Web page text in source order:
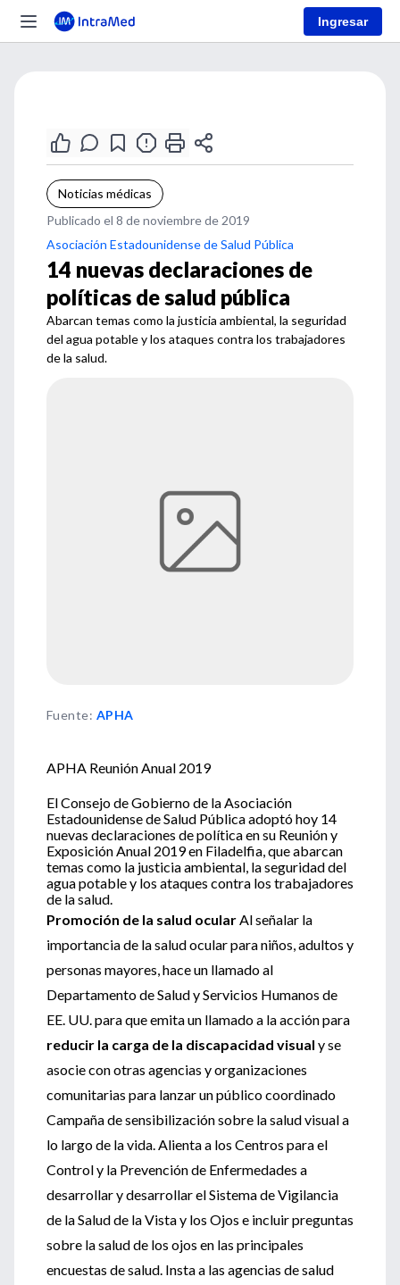
Ingresar
Noticias médicas
Publicado el 8 de noviembre de 2019
Asociación Estadounidense de Salud Pública
14 nuevas declaraciones de
políticas de salud pública
Abarcan temas como la justicia ambiental, la seguridad
del agua potable y los ataques contra los trabajadores
de la salud.
Fuente: APHA
APHA Reunión Anual 2019
El Consejo de Gobierno de la Asociación
Estadounidense de Salud Pública adoptó hoy 14
nuevas declaraciones de política en su Reunión y
Exposición Anual 2019 en Filadelfia, que abarcan
temas como la justicia ambiental, la seguridad del
agua potable y los ataques contra los trabajadores
de la salud.
Promoción de la salud ocularAl señalar la
importancia de la salud ocular para niños, adultos y
personas mayores, hace un llamado al
Departamento de Salud y Servicios Humanos de
EE. UU. para que emita un llamado a la acción para
reducir la carga de la discapacidad visual y se
asocie con otras agencias y organizaciones
comunitarias para lanzar un público coordinado
Campaña de sensibilización sobre la salud visual a
lo largo de la vida. Alienta a los Centros para el
Control y la Prevención de Enfermedades a
desarrollar y desarrollar el Sistema de Vigilancia
de la Salud de la Vista y los Ojos e incluir preguntas
sobre la salud de los ojos en las principales
encuestas de salud. Insta a las agencias de salud